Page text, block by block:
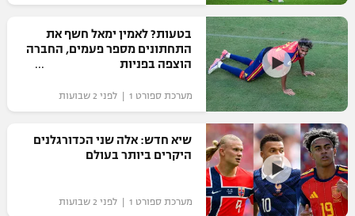
תקנון עבור פעילות אלקטרה
תקנון עבור פעילות ספורט 1 – "מרלן"
גיימינג E-Sports
תנאי שימוש
מדיניות פרטיות
תקנון פעילות ספורט 1
פוטבול אמריקאי NFL
בייסבול MLB
ספורט אתגרי ואקסטרים
אומנויות לחימה
גיימינג E-Sports
בטעות? לאמין ימאל חשף את
התחתונים מספר פעמים, החברה
הוצפה בפניות
מערכת ספורט 1 | לפני 2 שבועות
שיא חדש: אלה שני הכדורגלנים
היקרים ביותר בעולם
מערכת ספורט 1 | לפני 2 שבועות